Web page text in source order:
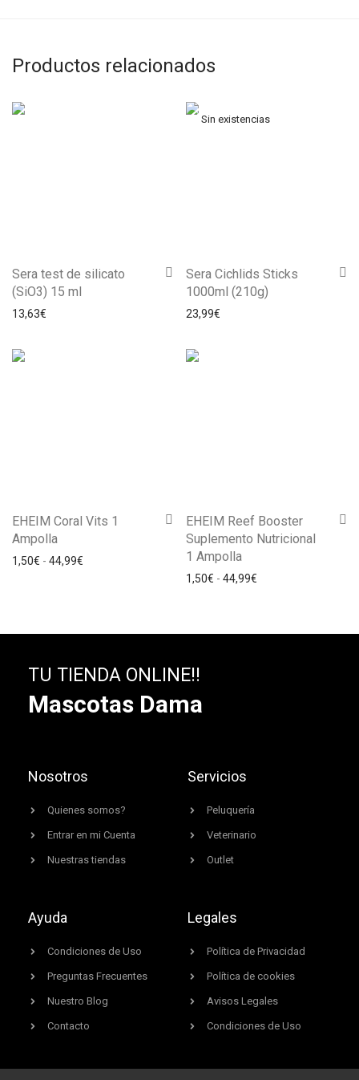
Productos relacionados
Sera test de silicato
(SiO3) 15 ml
13,63€
Sera Cichlids Sticks
1000ml (210g)
23,99€
EHEIM Coral Vits 1
Ampolla
1,50€ - 44,99€
EHEIM Reef Booster
Suplemento Nutricional
1 Ampolla
1,50€ - 44,99€
TU TIENDA ONLINE!!
Mascotas Dama
Nosotros
Quienes somos?
Entrar en mi Cuenta
Nuestras tiendas
Servicios
Peluquería
Veterinario
Outlet
Ayuda
Condiciones de Uso
Preguntas Frecuentes
Nuestro Blog
Contacto
Legales
Política de Privacidad
Política de cookies
Avisos Legales
Condiciones de Uso